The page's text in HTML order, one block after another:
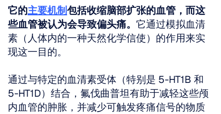
它的主要机制包括收缩脑部扩张的血管，而这
些血管被认为会导致偏头痛。 它通过模拟血清
素（人体内的一种天然化学信使）的作用来实
现这一目的。
通过与特定的血清素受体（特别是 5-HT1B 和
5-HT1D）结合，氟伐曲普坦有助于减轻这些颅
内血管的肿胀，并减少可触发疼痛信号的物质